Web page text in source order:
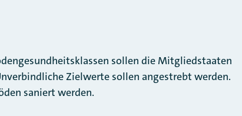
sollen die Mitgliedstaaten
Zielwerte sollen angestrebt werden.
saniert werden.